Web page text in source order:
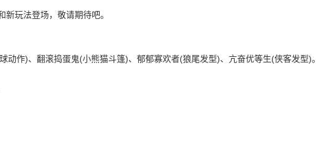
新玩法登场，敬请期待吧。
动作)、翻滚捣蛋鬼(小熊猫斗篷)、郁郁寡欢者(狼尾发型)、亢奋优等生(侠客发型)。